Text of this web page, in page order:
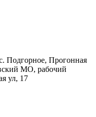
Подгорное, Прогонная
МО, рабочий
ул, 17